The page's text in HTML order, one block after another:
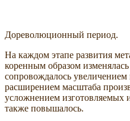
Дореволюционный период.
На каждом этапе развития
коренным образом
сопровождалось увеличением
расширением масштаба
усложнением изготовляемых
также повышалось.